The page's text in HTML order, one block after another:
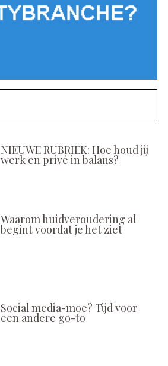
NIEUWE RUBRIEK: Hoe houd jij
werk en privé in balans?
Waarom huidveroudering al
begint voordat je het ziet
Social media-moe? Tijd voor
een andere go-to